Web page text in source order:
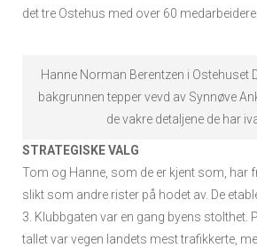
det tre Ostehus med over 60 medarbeidere.
Hanne Norman Berentzen i Ostehuset
bakgrunnen tepper vevd av Synnøve
de vakre detaljene de har
STRATEGISKE VALG
Tom og Hanne, som de er kjent som, har
slikt som andre rister på hodet av. De
3. Klubbgaten var en gang byens stolthet.
tallet var vegen landets mest trafikkerte,